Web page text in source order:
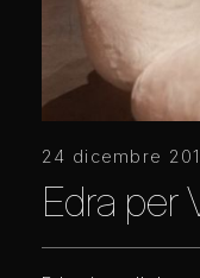
24 dicembre
Edra per